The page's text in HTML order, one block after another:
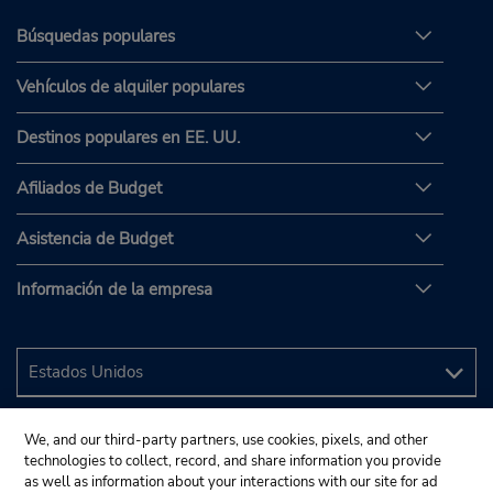
Búsquedas populares
Vehículos de alquiler populares
Destinos populares en EE. UU.
Afiliados de Budget
Asistencia de Budget
Información de la empresa
We, and our third-party partners, use cookies, pixels, and other
technologies to collect, record, and share information you provide
as well as information about your interactions with our site for ad